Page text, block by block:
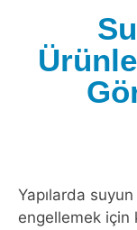
Yapılarda
engellemek için